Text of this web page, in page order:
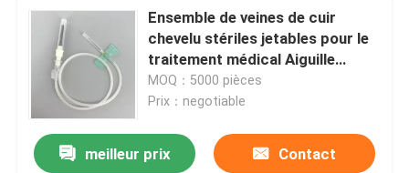
Ensemble de veines de cuir
chevelu stériles jetables pour le
traitement médical Aiguille
papillon Collecte de sang Aiguille
ailée
MOQ：5000 pièces
Prix：negotiable
meilleur prix Contact